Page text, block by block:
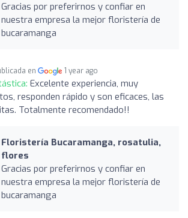
Gracias por preferirnos y confiar en
nuestra empresa la mejor floristería de
bucaramanga
en 1 year ago
Excelente experiencia, muy
responden rápido y son eficaces, las
Totalmente recomendado!!
Floristería Bucaramanga, rosatulia,
flores
Gracias por preferirnos y confiar en
nuestra empresa la mejor floristería de
bucaramanga